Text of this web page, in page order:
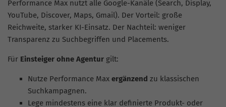
Performance Max nutzt alle Google-Kanäle (Search, Display,
YouTube, Discover, Maps, Gmail). Der Vorteil: große
Reichweite, starker KI-Einsatz. Der Nachteil: weniger
Transparenz zu Suchbegriffen und Placements.
Für Einsteiger ohne Agentur gilt:
Nutze Performance Max ergänzend zu klassischen
Suchkampagnen.
Lege mindestens eine klar definierte Produkt- oder